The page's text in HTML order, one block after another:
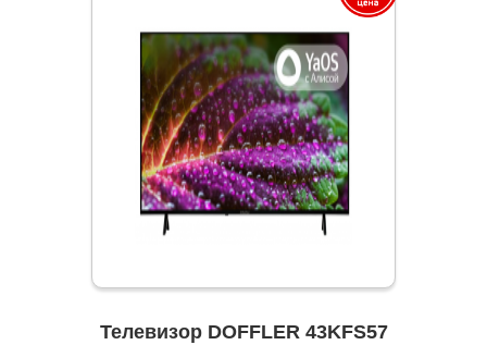
Телевизор DOFFLER 43KFS57